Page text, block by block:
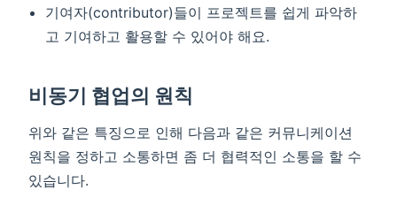
기여자(contributor)들이 프로젝트를 쉽게 파악하
고 기여하고 활용할 수 있어야 해요.
비동기 협업의 원칙
위와 같은 특징으로 인해 다음과 같은 커뮤니케이션
원칙을 정하고 소통하면 좀 더 협력적인 소통을 할 수
있습니다.